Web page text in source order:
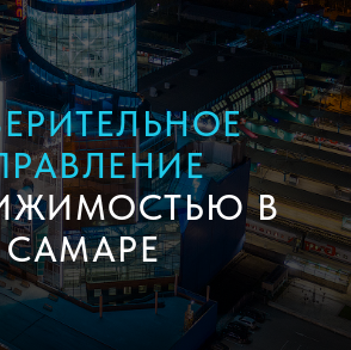
В
САМАРЕ